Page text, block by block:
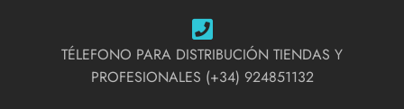
TÉLEFONO PARA DISTRIBUCIÓN TIENDAS Y
PROFESIONALES (+34) 924851132